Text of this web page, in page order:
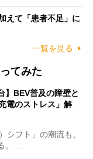
えて「患者不足」に
一覧を見る
てみた
】BEV普及の障壁と
電のストレス」解
フト」の潮流も、
。…